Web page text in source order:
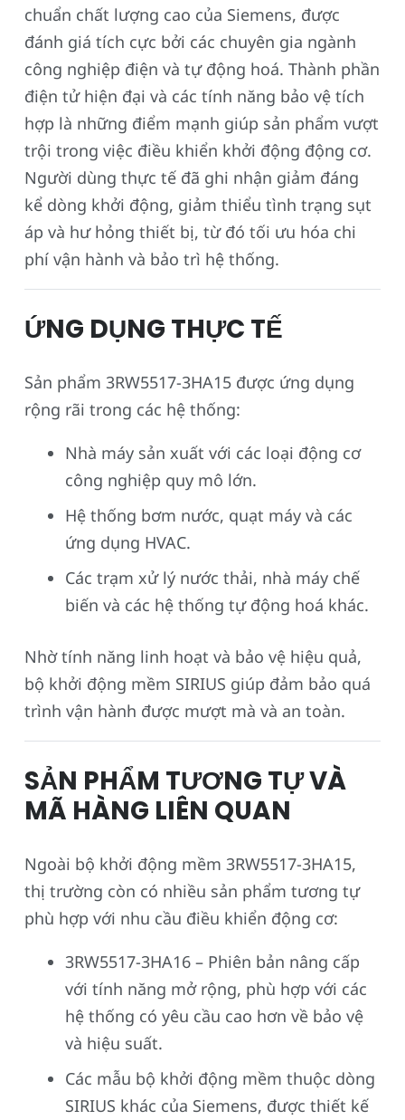
chuẩn chất lượng cao của Siemens, được
đánh giá tích cực bởi các chuyên gia ngành
công nghiệp điện và tự động hoá. Thành phần
điện tử hiện đại và các tính năng bảo vệ tích
hợp là những điểm mạnh giúp sản phẩm vượt
trội trong việc điều khiển khởi động động cơ.
Người dùng thực tế đã ghi nhận giảm đáng
kể dòng khởi động, giảm thiểu tình trạng sụt
áp và hư hỏng thiết bị, từ đó tối ưu hóa chi
phí vận hành và bảo trì hệ thống.
ỨNG DỤNG THỰC TẾ
Sản phẩm 3RW5517-3HA15 được ứng dụng
rộng rãi trong các hệ thống:
Nhà máy sản xuất với các loại động cơ
công nghiệp quy mô lớn.
Hệ thống bơm nước, quạt máy và các
ứng dụng HVAC.
Các trạm xử lý nước thải, nhà máy chế
biến và các hệ thống tự động hoá khác.
Nhờ tính năng linh hoạt và bảo vệ hiệu quả,
bộ khởi động mềm SIRIUS giúp đảm bảo quá
trình vận hành được mượt mà và an toàn.
SẢN PHẨM TƯƠNG TỰ VÀ
MÃ HÀNG LIÊN QUAN
Ngoài bộ khởi động mềm 3RW5517-3HA15,
thị trường còn có nhiều sản phẩm tương tự
phù hợp với nhu cầu điều khiển động cơ:
3RW5517-3HA16 – Phiên bản nâng cấp
với tính năng mở rộng, phù hợp với các
hệ thống có yêu cầu cao hơn về bảo vệ
và hiệu suất.
Các mẫu bộ khởi động mềm thuộc dòng
SIRIUS khác của Siemens, được thiết kế